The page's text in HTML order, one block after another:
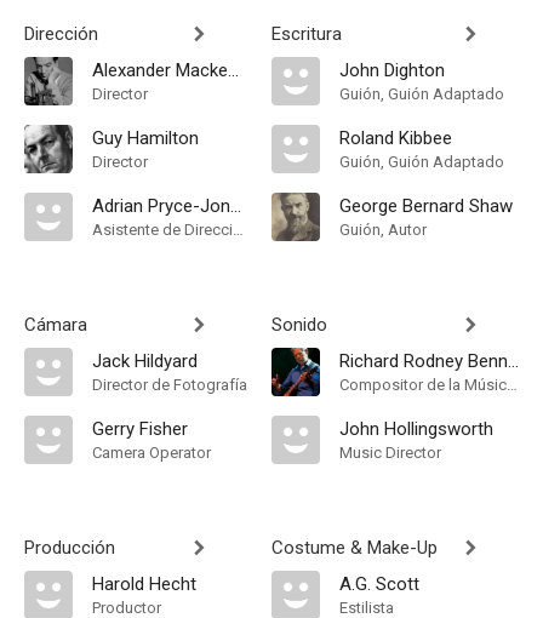
Dirección
Alexander Mackendrick
Director
Guy Hamilton
Director
Adrian Pryce-Jones
Asistente de Dirección
Cámara
Jack Hildyard
Director de Fotografía
Gerry Fisher
Camera Operator
Producción
Harold Hecht
Productor
Escritura
John Dighton
Guión, Guión Adaptado
Roland Kibbee
Guión, Guión Adaptado
George Bernard Shaw
Guión, Autor
Sonido
Richard Rodney Bennett
Compositor de la Música Original
John Hollingsworth
Music Director
Costume & Make-Up
A.G. Scott
Estilista